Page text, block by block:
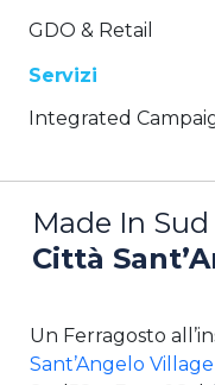
GDO & Retail
Servizi
Integrated
Made In
Città
Un Ferragosto
Sant’Angelo